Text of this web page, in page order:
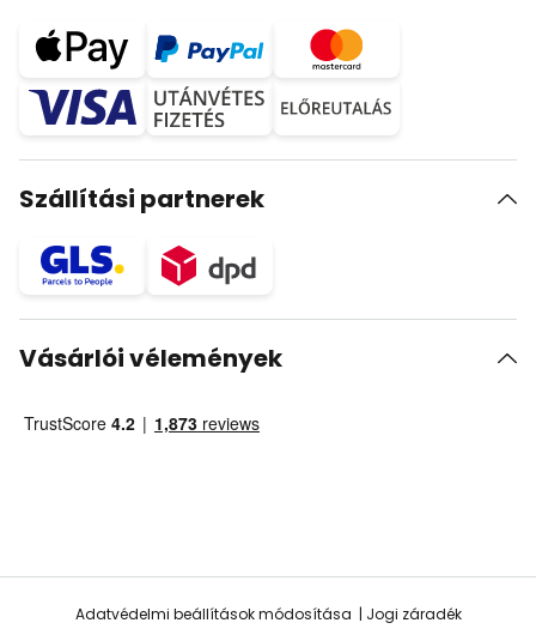
Szállítási partnerek
Vásárlói vélemények
Adatvédelmi beállítások módosítása Jogi záradék